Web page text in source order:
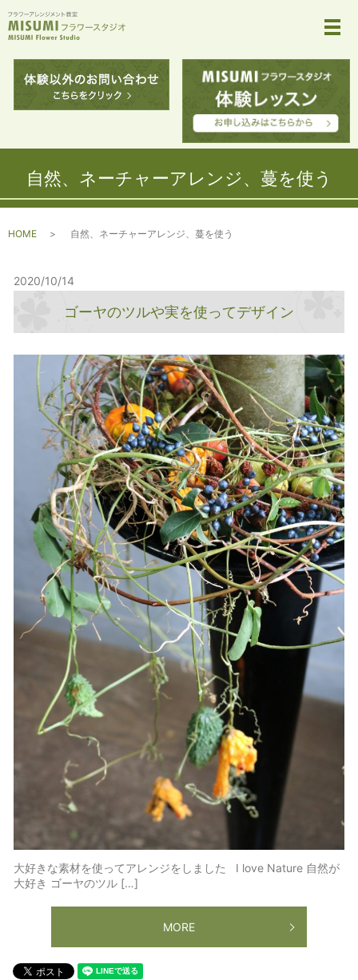
メ
自然、ネーチャーアレンジ、蔓を使う
HOME 自然、ネーチャーアレンジ、蔓を使う
2020/10/14
ゴーヤのツルや実を使ってデザイン
大好きな素材を使ってアレンジをしました I love Nature 自然が
大好き ゴーヤのツル […]
MORE